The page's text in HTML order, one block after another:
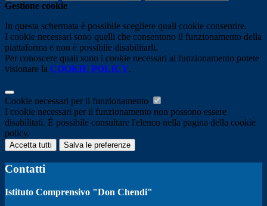
Gestione cookie
In questa schermata è possibile scegliere quali cookie consentire.
I cookie necessari sono quelli che consentono il funzionamento della
piattaforma e non è possibile disabilitarli.
Per conoscere quali sono i cookie necessari al funzionamento potete
visionare la COOKIE POLICY.
Cookie necessari per il funzionamento
I cookie necessari per il funzionamento non possono essere
disabilitati. È possibile consultare l'elenco nella pagina della cookie
policy.
Accetta tutti Salva le preferenze
Contatti
Istituto Comprensivo "Don Chendi"